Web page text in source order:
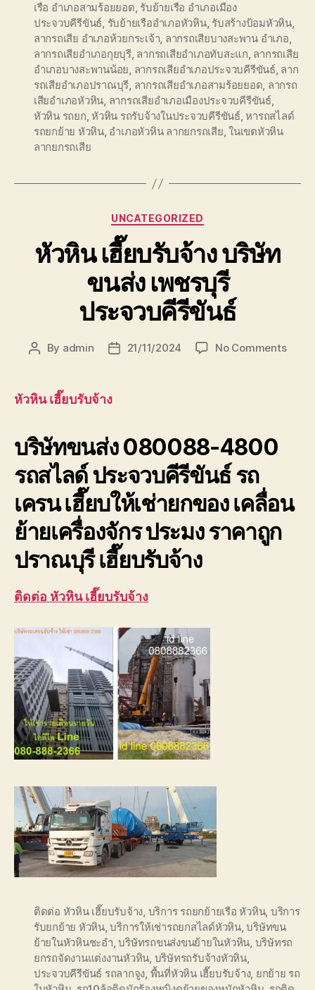
เรือ อำเภอสามร้อยยอด, รับย้ายเรือ อำเภอเมือง
ประจวบคีรีขันธ์, รับย้ายเรืออำเภอหัวหิน, รับสร้างป้อมหัวหิน,
ลากรถเสีย อำเภอห้วยกระเจ้า, ลากรถเสียบางสะพาน อำเภอ,
ลากรถเสียอำเภอกุยบุรี, ลากรถเสียอำเภอทับสะแก, ลากรถเสีย
อำเภอบางสะพานน้อย, ลากรถเสียอำเภอประจวบคีรีขันธ์, ลาก
รถเสียอำเภอปราณบุรี, ลากรถเสียอำเภอสามร้อยยอด, ลากรถ
เสียอำเภอหัวหิน, ลากรถเสียอำเภอเมืองประจวบคีรีขันธ์,
หัวหิน รถยก,หัวหิน รถรับจ้างในประจวบคีรีขันธ์,หารถสไลด์
รถยกย้าย หัวหิน, อำเภอหัวหิน ลากยกรถเสีย,ในเขตหัวหิน
ลากยกรถเสีย
Categories
UNCATEGORIZED
หัวหิน เฮี๊ยบรับจ้าง บริษัท
ขนส่ง เพชรบุรี
ประจวบคีรีขันธ์
Post
By admin
Post21/11/2024 No Commentson
หัวหิน เฮี๊ยบรับจ้าง
บริษัทขนส่ง 080088-4800
รถสไลด์ ประจวบคีรีขันธ์ รถ
เครน เฮี๊ยบให้เช่ายกของ เคลื่อน
ย้ายเครื่องจักร ประมง ราคาถูก
ปราณบุรี เฮี๊ยบรับจ้าง
ติดต่อ หัวหิน เฮี๊ยบรับจ้าง
ติดต่อ หัวหิน เฮี๊ยบรับจ้าง บริการ รถยกย้ายเรือ หัวหิน, บริการ
รับยกย้าย หัวหิน,บริการให้เช่ารถยกสไลด์หัวหิน,บริษัทขน
ย้ายในหัวหินชะอำ ,บริษัทรถขนส่งขนย้ายในหัวหิน บริษัทรถ
ยกรถจัดงานแต่งงานหัวหิน บริษัทรถรับจ้างหัวหิน,
ประจวบคีรีขันธ์ รถลากจูง พื้นที่หัวหิน เฮี๊ยบรับจ้าง, ยกย้าย รถ